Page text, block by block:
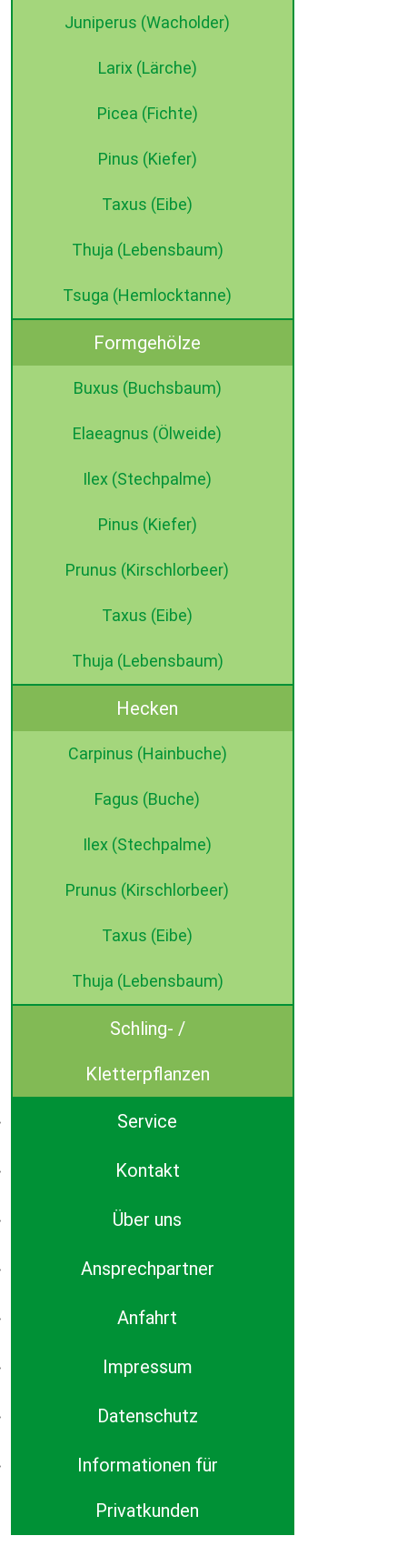
Juniperus (Wacholder)
Larix (Lärche)
Picea (Fichte)
Pinus (Kiefer)
Taxus (Eibe)
Thuja (Lebensbaum)
Tsuga (Hemlocktanne)
Formgehölze
Buxus (Buchsbaum)
Elaeagnus (Ölweide)
Ilex (Stechpalme)
Pinus (Kiefer)
Prunus (Kirschlorbeer)
Taxus (Eibe)
Thuja (Lebensbaum)
Hecken
Carpinus (Hainbuche)
Fagus (Buche)
Ilex (Stechpalme)
Prunus (Kirschlorbeer)
Taxus (Eibe)
Thuja (Lebensbaum)
Schling- /
Kletterpflanzen
Service
Kontakt
Über uns
Ansprechpartner
Anfahrt
Impressum
Datenschutz
Informationen für
Privatkunden